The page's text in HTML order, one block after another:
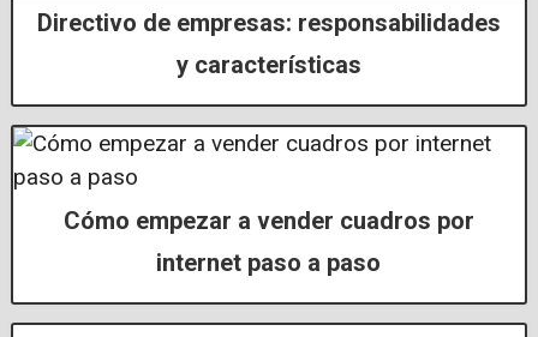
Directivo de empresas: responsabilidades
y características
Cómo empezar a vender cuadros por
internet paso a paso